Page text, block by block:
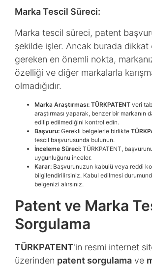
Marka Tescil Süreci:
Marka tescil süreci, patent
şekilde işler. Ancak burada dikkat
gereken en önemli nokta,
özelliği ve diğer markalarla
olmadığıdır.
Marka Araştırması: TÜRKPATENT veri
araştırması yaparak, benzer bir markanın
edilip edilmediğini kontrol edin.
Başvuru: Gerekli belgelerle birlikte
tescil başvurusunda bulunun.
İnceleme Süreci: TÜRKPATENT,
uygunluğunu inceler.
Karar: Başvurunuzun kabulü veya reddi
bilgilendirilirsiniz. Kabul edilmesi
belgenizi alırsınız.
Patent ve Marka
Sorgulama
TÜRKPATENT'in resmi internet
üzerinden patent sorgulama ve